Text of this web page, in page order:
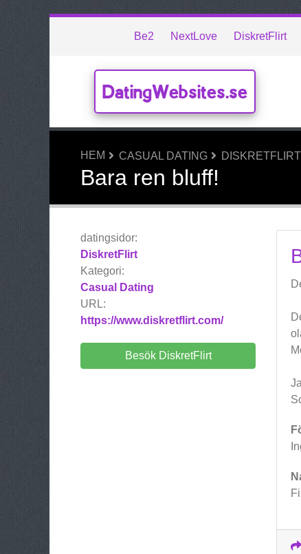
Be2 NextLove DiskretFlirt
DatingWebsites.se
HEM CASUAL DATING DISKRETFLIRT
Bara ren bluff!
datingsidor:
DiskretFlirt
Kategori:
Casual Dating
URL:
https://www.diskretflirt.com/
Besök DiskretFlirt